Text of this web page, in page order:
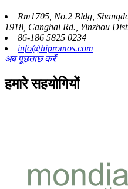
Rm1705, No.2 Bldg,
1918, Canghai Rd., Yinzhou
86-186 5825 0234
info@hipromos.com
अब पूछताछ करें
हमारे सहयोगियों